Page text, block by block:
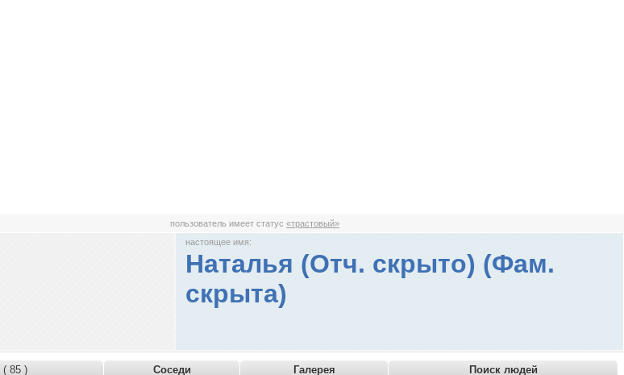
пользователь имеет статус«трастовый»
настоящее имя:
Наталья (Отч. скрыто) (Фам.
скрыта)
( 85 ) Соседи Галерея
Поиск людей